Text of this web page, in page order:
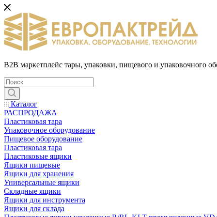
B2B маркетплейс тары, упаковки, пищевого и упаковочного
Каталог
РАСПРОДАЖА
Пластиковая тара
Упаковочное оборудование
Пищевое оборудование
Пластиковая тара
Пластиковые ящики
Ящики пищевые
Ящики для хранения
Универсальные ящики
Складные ящики
Ящики для инструмента
Ящики для склада